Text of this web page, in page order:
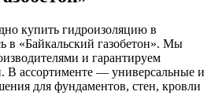
купить гидроизоляцию в
в «Байкальский газобетон». Мы
и гарантируем
В ассортименте — универсальные и
для фундаментов, стен, кровли